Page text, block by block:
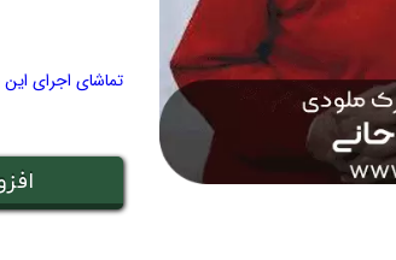
تماشای اجرای این